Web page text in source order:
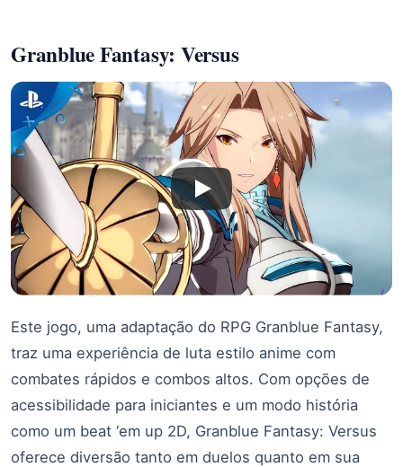
Granblue Fantasy: Versus
Este jogo, uma adaptação do RPG Granblue Fantasy,
traz uma experiência de luta estilo anime com
combates rápidos e combos altos. Com opções de
acessibilidade para iniciantes e um modo história
como um beat ‘em up 2D, Granblue Fantasy: Versus
oferece diversão tanto em duelos quanto em sua